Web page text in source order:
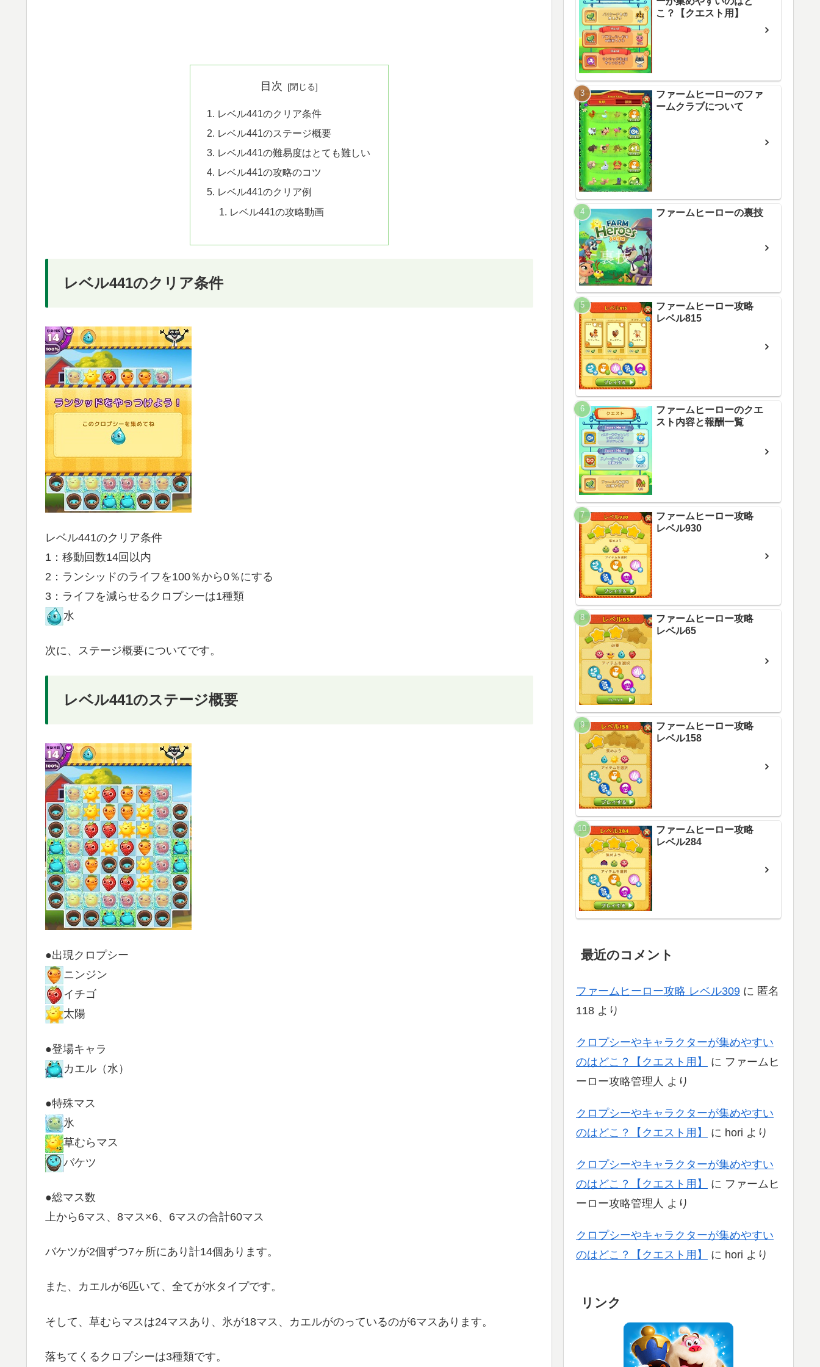
目次
レベル441のクリア条件
レベル441のステージ概要
レベル441の難易度はとても難しい
レベル441の攻略のコツ
レベル441のクリア例
レベル441の攻略動画
レベル441のクリア条件
レベル441のクリア条件
1：移動回数14回以内
2：ランシッドのライフを100％から0％にする
3：ライフを減らせるクロプシーは1種類
水
次に、ステージ概要についてです。
レベル441のステージ概要
●出現クロプシー
ニンジン
イチゴ
太陽
●登場キャラ
カエル（水）
●特殊マス
氷
草むらマス
バケツ
●総マス数
上から6マス、8マス×6、6マスの合計60マス
バケツが2個ずつ7ヶ所にあり計14個あります。
また、カエルが6匹いて、全てが水タイプです。
そして、草むらマスは24マスあり、氷が18マス、カエルがのっているのが6マスあります。
落ちてくるクロプシーは3種類です。
こ？【クエスト用】
ファームヒーローのファ
ームクラブについて
ファームヒーローの裏技
ファームヒーロー攻略
レベル815
ファームヒーローのクエ
スト内容と報酬一覧
ファームヒーロー攻略
レベル930
ファームヒーロー攻略
レベル65
ファームヒーロー攻略
レベル158
ファームヒーロー攻略
レベル284
最近のコメント
ファームヒーロー攻略 レベル309 に 匿名
118 より
クロプシーやキャラクターが集めやすい
のはどこ？【クエスト用】
に ファームヒ
ーロー攻略管理人 より
クロプシーやキャラクターが集めやすい
のはどこ？【クエスト用】
に hori より
クロプシーやキャラクターが集めやすい
のはどこ？【クエスト用】
に ファームヒ
ーロー攻略管理人 より
クロプシーやキャラクターが集めやすい
のはどこ？【クエスト用】
に hori より
リンク